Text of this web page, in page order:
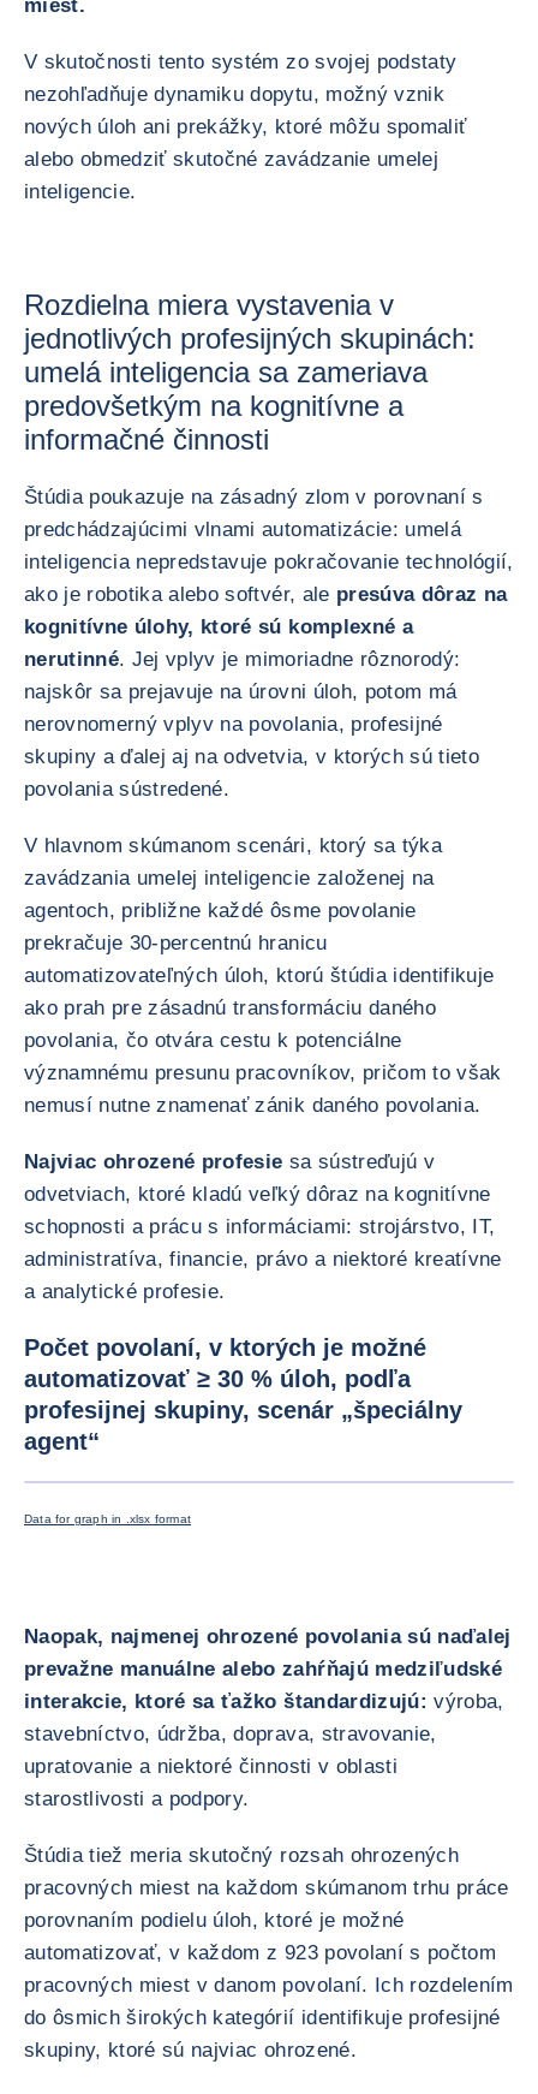
miest.
V skutočnosti tento systém zo svojej podstaty
nezohľadňuje dynamiku dopytu, možný vznik
nových úloh ani prekážky, ktoré môžu spomaliť
alebo obmedziť skutočné zavádzanie umelej
inteligencie.
Rozdielna miera vystavenia v
jednotlivých profesijných skupinách:
umelá inteligencia sa zameriava
predovšetkým na kognitívne a
informačné činnosti
Štúdia poukazuje na zásadný zlom v porovnaní s
predchádzajúcimi vlnami automatizácie: umelá
inteligencia nepredstavuje pokračovanie technológií,
ako je robotika alebo softvér, ale presúva dôraz na
kognitívne úlohy, ktoré sú komplexné a
nerutinné. Jej vplyv je mimoriadne rôznorodý:
najskôr sa prejavuje na úrovni úloh, potom má
nerovnomerný vplyv na povolania, profesijné
skupiny a ďalej aj na odvetvia, v ktorých sú tieto
povolania sústredené.
V hlavnom skúmanom scenári, ktorý sa týka
zavádzania umelej inteligencie založenej na
agentoch, približne každé ôsme povolanie
prekračuje 30-percentnú hranicu
automatizovateľných úloh, ktorú štúdia identifikuje
ako prah pre zásadnú transformáciu daného
povolania, čo otvára cestu k potenciálne
významnému presunu pracovníkov, pričom to však
nemusí nutne znamenať zánik daného povolania.
Najviac ohrozené profesie sa sústreďujú v
odvetviach, ktoré kladú veľký dôraz na kognitívne
schopnosti a prácu s informáciami: strojárstvo, IT,
administratíva, financie, právo a niektoré kreatívne
a analytické profesie.
Počet povolaní, v ktorých je možné
automatizovať ≥ 30 % úloh, podľa
profesijnej skupiny, scenár „špeciálny
agent“
Data for graph in .xlsx format
Naopak, najmenej ohrozené povolania sú naďalej
prevažne manuálne alebo zahŕňajú medziľudské
interakcie, ktoré sa ťažko štandardizujú:výroba,
stavebníctvo, údržba, doprava, stravovanie,
upratovanie a niektoré činnosti v oblasti
starostlivosti a podpory.
Štúdia tiež meria skutočný rozsah ohrozených
pracovných miest na každom skúmanom trhu práce
porovnaním podielu úloh, ktoré je možné
automatizovať, v každom z 923 povolaní s počtom
pracovných miest v danom povolaní. Ich rozdelením
do ôsmich širokých kategórií identifikuje profesijné
skupiny, ktoré sú najviac ohrozené.